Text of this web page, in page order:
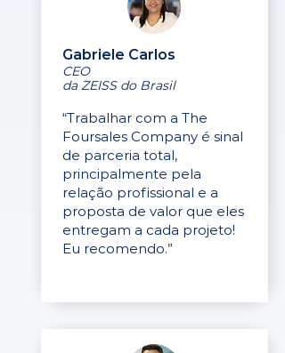
Gabriele Carlos
CEO
da ZEISS do Brasil
“Trabalhar com a The
Foursales Company é sinal
de parceria total,
principalmente pela
relação profissional e a
proposta de valor que eles
entregam a cada projeto!
Eu recomendo.”